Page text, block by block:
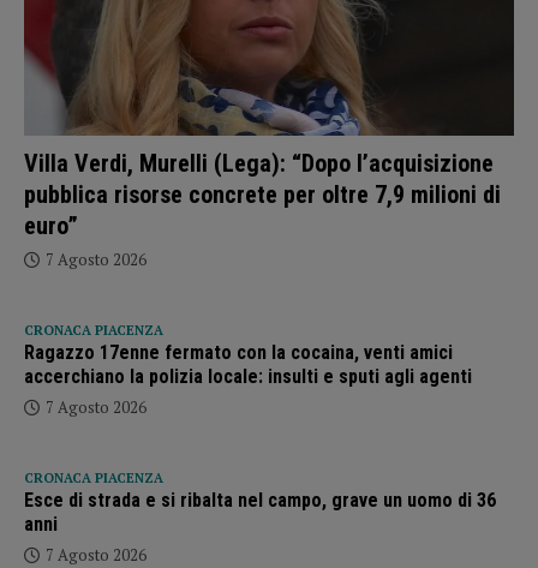
Villa Verdi, Murelli (Lega): “Dopo l’acquisizione
pubblica risorse concrete per oltre 7,9 milioni di
euro”
7 Agosto 2026
CRONACA PIACENZA
Ragazzo 17enne fermato con la cocaina, venti amici
accerchiano la polizia locale: insulti e sputi agli agenti
7 Agosto 2026
CRONACA PIACENZA
Esce di strada e si ribalta nel campo, grave un uomo di 36
anni
7 Agosto 2026